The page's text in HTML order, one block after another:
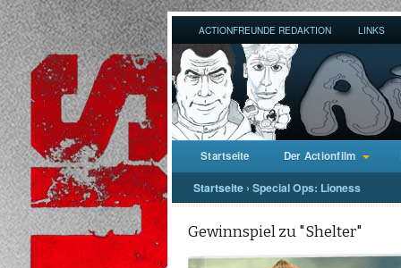
ACTIONFREUNDE REDAKTION LINKS
Startseite Der Actionfilm
Startseite › Special Ops: Lioness
Gewinnspiel zu "Shelter"